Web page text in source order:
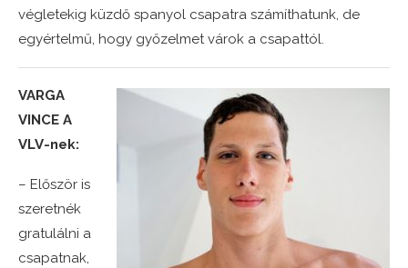
végletekig küzdő spanyol csapatra számíthatunk, de
egyértelmű, hogy győzelmet várok a csapattól.
VARGA
VINCE A
VLV-nek:
– Először is
szeretnék
gratulálni a
csapatnak,